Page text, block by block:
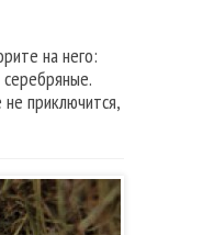
на него:
приключится,